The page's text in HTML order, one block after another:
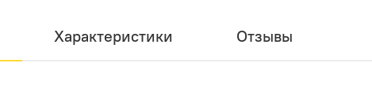
Характеристики Отзывы